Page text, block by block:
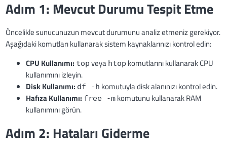
Adım 1: Mevcut Durumu Tespit Etme
Öncelikle sunucunuzun mevcut durumunu analiz etmeniz gerekiyor.
Aşağıdaki komutları kullanarak sistem kaynaklarınızı kontrol edin:
CPU Kullanımı: top veya htop komutlarını kullanarak CPU
kullanımını izleyin.
Disk Kullanımı: df -h komutuyla disk alanınızı kontrol edin.
Hafıza Kullanımı: free -m komutunu kullanarak RAM
kullanımını görün.
Adım 2: Hataları Giderme